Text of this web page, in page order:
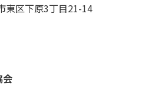
区下原3丁目21-14
会